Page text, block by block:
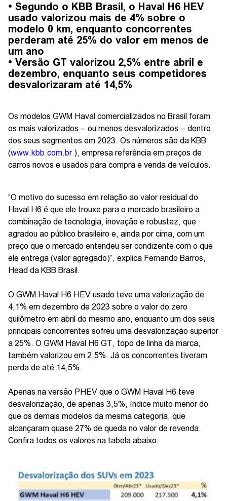
• Segundo o KBB Brasil, o Haval H6 HEV
usado valorizou mais de 4% sobre o
modelo 0 km, enquanto concorrentes
perderam até 25% do valor em menos de
um ano
• Versão GT valorizou 2,5% entre abril e
dezembro, enquanto seus competidores
desvalorizaram até 14,5%
Os modelos GWM Haval comercializados no Brasil foram
os mais valorizados – ou menos desvalorizados – dentro
dos seus segmentos em 2023. Os números são da KBB
(www.kbb.com.br ), empresa referência em preços de
carros novos e usados para compra e venda de veículos.
“O motivo do sucesso em relação ao valor residual do
Haval H6 é que ele trouxe para o mercado brasileiro a
combinação de tecnologia, inovação e robustez, que
agradou ao público brasileiro e, ainda por cima, com um
preço que o mercado entendeu ser condizente com o que
ele entrega (valor agregado)”, explica Fernando Barros,
Head da KBB Brasil.
O GWM Haval H6 HEV usado teve uma valorização de
4,1% em dezembro de 2023 sobre o valor do zero
quilômetro em abril do mesmo ano, enquanto um dos seus
principais concorrentes sofreu uma desvalorização superior
a 25%. O GWM Haval H6 GT, topo de linha da marca,
também valorizou em 2,5%. Já os concorrentes tiveram
perda de até 14,5%.
Apenas na versão PHEV que o GWM Haval H6 teve
desvalorização, de apenas 3,5%, índice muito menor do
que os demais modelos da mesma categoria, que
alcançaram quase 27% de queda no valor de revenda.
Confira todos os valores na tabela abaixo: